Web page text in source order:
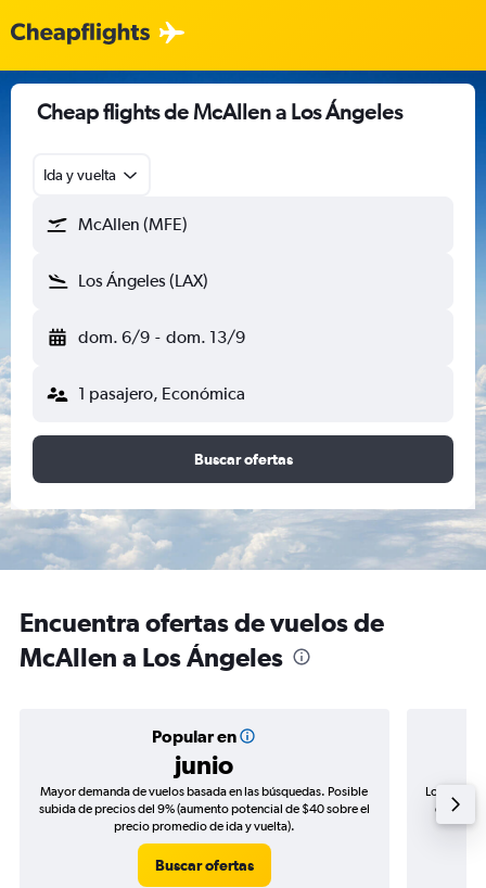
Cheap flights de McAllen a Los Ángeles
Ida y vuelta
McAllen (MFE)
Los Ángeles (LAX)
dom. 6/9 - dom. 13/9
1 pasajero, Económica
Buscar ofertas
Encuentra ofertas de vuelos de
McAllen a Los Ángeles
Popular en
junio
Mayor demanda de vuelos basada en las búsquedas. Posible
subida de precios del 9% (aumento potencial de $40 sobre el
precio promedio de ida y vuelta).
Buscar ofertas
Los
de